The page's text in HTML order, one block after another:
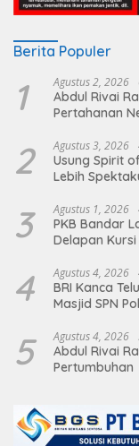
Berita Populer
1 Agustus 2, 2026
Abdul Rivai
Pertahanan
2 Agustus 3, 2026
Usung Spirit
Lebih
3 Agustus 1, 2026
PKB Bandar
Delapan Kursi
4 Agustus 4, 2026
BRI Kanca
Masjid SPN
5 Agustus 4, 2026
Abdul Rivai
Pertumbuhan